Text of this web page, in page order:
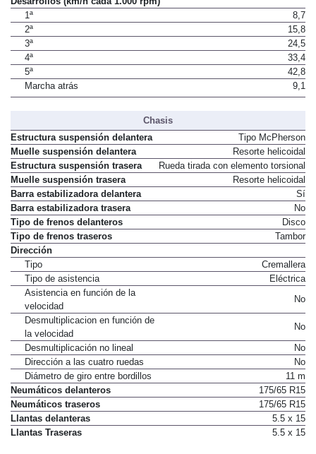
1ª
8,7
2ª
15,8
3ª
24,5
4ª
33,4
5ª
42,8
Marcha atrás
9,1
Chasis
Estructura suspensión delantera
Tipo McPherson
Muelle suspensión delantera
Resorte helicoidal
Estructura suspensión trasera
Rueda tirada con elemento torsional
Muelle suspensión trasera
Resorte helicoidal
Barra estabilizadora delantera
Sí
Barra estabilizadora trasera
No
Tipo de frenos delanteros
Disco
Tipo de frenos traseros
Tambor
Dirección
Tipo
Cremallera
Tipo de asistencia
Eléctrica
Asistencia en función de la
velocidad
No
Desmultiplicacion en función de
la velocidad
No
Desmultiplicación no lineal
No
Dirección a las cuatro ruedas
No
Diámetro de giro entre bordillos
11 m
Neumáticos delanteros
175/65 R15
Neumáticos traseros
175/65 R15
Llantas delanteras
5.5 x 15
Llantas Traseras
5.5 x 15